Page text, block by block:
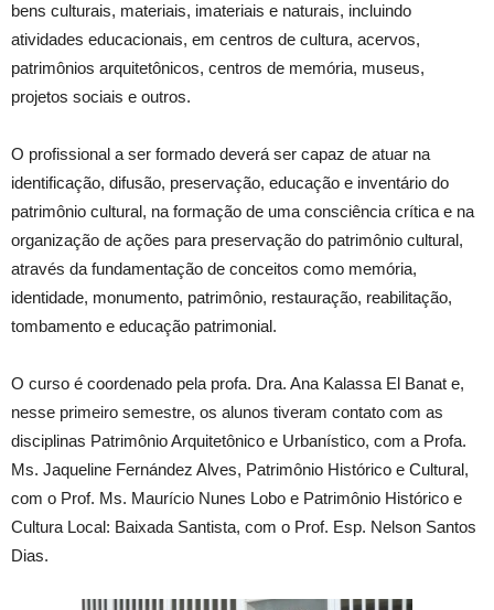
bens culturais, materiais, imateriais e naturais, incluindo
atividades educacionais, em centros de cultura, acervos,
patrimônios arquitetônicos, centros de memória, museus,
projetos sociais e outros.
O profissional a ser formado deverá ser capaz de atuar na
identificação, difusão, preservação, educação e inventário do
patrimônio cultural, na formação de uma consciência crítica e na
organização de ações para preservação do patrimônio cultural,
através da fundamentação de conceitos como memória,
identidade, monumento, patrimônio, restauração, reabilitação,
tombamento e educação patrimonial.
O curso é coordenado pela profa. Dra. Ana Kalassa El Banat e,
nesse primeiro semestre, os alunos tiveram contato com as
disciplinas Patrimônio Arquitetônico e Urbanístico, com a Profa.
Ms. Jaqueline Fernández Alves, Patrimônio Histórico e Cultural,
com o Prof. Ms. Maurício Nunes Lobo e Patrimônio Histórico e
Cultura Local: Baixada Santista, com o Prof. Esp. Nelson Santos
Dias.